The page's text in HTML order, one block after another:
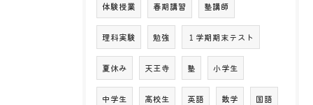
体験授業 春期講習 塾講師
理科実験 勉強 １学期期末テスト
夏休み 天王寺 塾 小学生
中学生 高校生 英語 数学 国語